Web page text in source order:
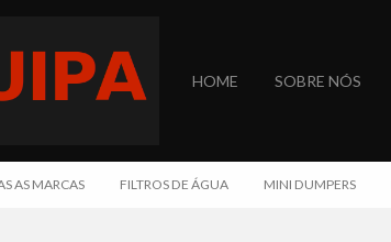
HOME SOBRE NÓS
AS MARCAS FILTROS DE ÁGUA MINI DUMPERS